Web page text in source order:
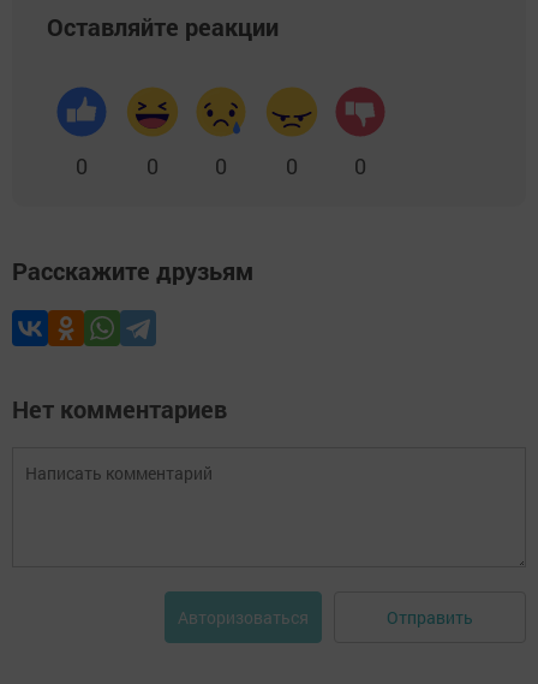
Оставляйте реакции
0 0 0 0 0
Расскажите друзьям
Нет комментариев
Авторизоваться Отправить